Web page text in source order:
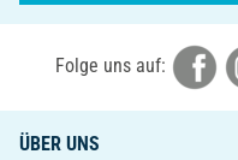
Folge uns auf:
ÜBER UNS